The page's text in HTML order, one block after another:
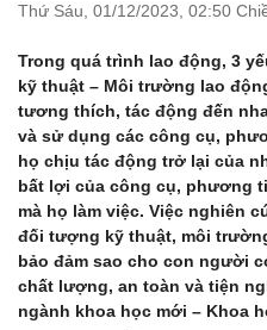
Thứ Sáu, 01/12/2023, 02:50
Trong quá trình lao động, 3
kỹ thuật – Môi trường lao
tương thích, tác động đến
và sử dụng các công cụ,
họ chịu tác động trở lại của
bất lợi của công cụ, phương
mà họ làm việc. Việc nghiên
đối tượng kỹ thuật, môi
bảo đảm sao cho con người
chất lượng, an toàn và tiện
ngành khoa học mới – Khoa